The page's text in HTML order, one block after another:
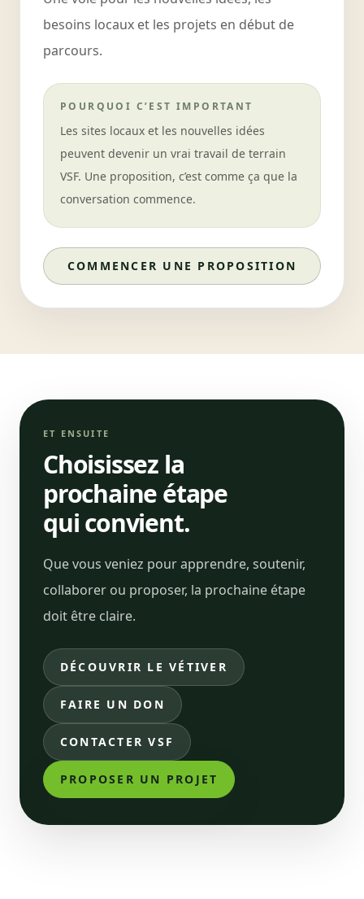
besoins locaux et les projets en début de
parcours.
POURQUOI C’EST IMPORTANT
Les sites locaux et les nouvelles idées
peuvent devenir un vrai travail de terrain
VSF. Une proposition, c’est comme ça que la
conversation commence.
COMMENCER UNE PROPOSITION
ET ENSUITE
Choisissez la
prochaine étape
qui convient.
Que vous veniez pour apprendre, soutenir,
collaborer ou proposer, la prochaine étape
doit être claire.
DÉCOUVRIR LE VÉTIVER
FAIRE UN DON
CONTACTER VSF
PROPOSER UN PROJET